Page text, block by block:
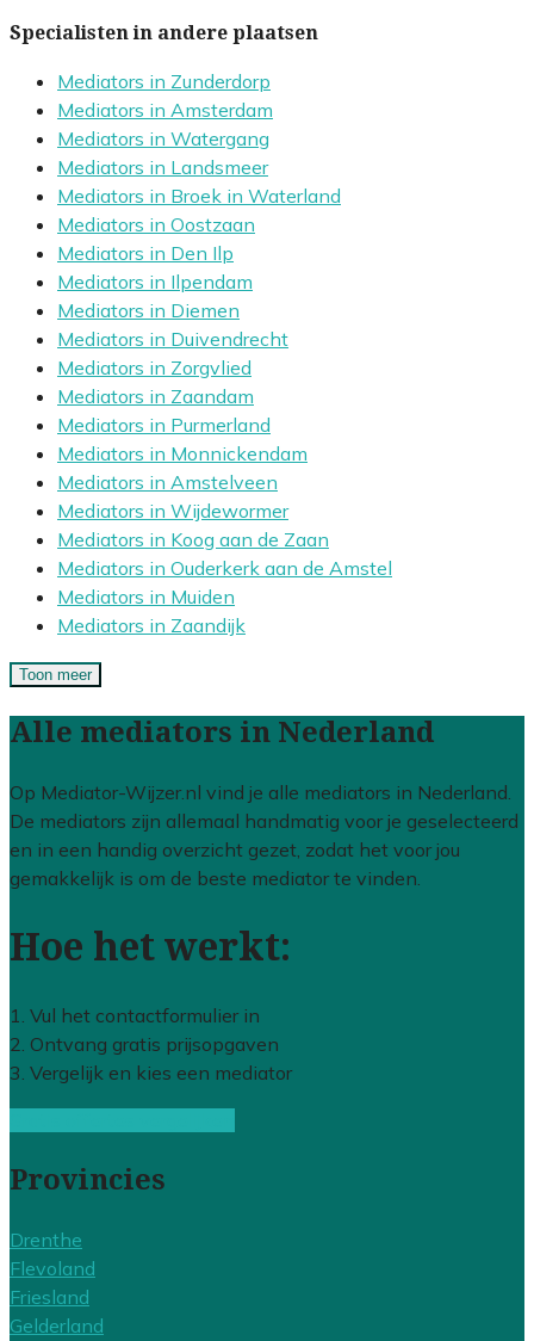
Specialisten in andere plaatsen
Mediators in Zunderdorp
Mediators in Amsterdam
Mediators in Watergang
Mediators in Landsmeer
Mediators in Broek in Waterland
Mediators in Oostzaan
Mediators in Den Ilp
Mediators in Ilpendam
Mediators in Diemen
Mediators in Duivendrecht
Mediators in Zorgvlied
Mediators in Zaandam
Mediators in Purmerland
Mediators in Monnickendam
Mediators in Amstelveen
Mediators in Wijdewormer
Mediators in Koog aan de Zaan
Mediators in Ouderkerk aan de Amstel
Mediators in Muiden
Mediators in Zaandijk
Toon meer
Alle mediators in Nederland
Op Mediator-Wijzer.nl vind je alle mediators in Nederland.
De mediators zijn allemaal handmatig voor je geselecteerd
en in een handig overzicht gezet, zodat het voor jou
gemakkelijk is om de beste mediator te vinden.
Hoe het werkt:
1. Vul het contactformulier in
2. Ontvang gratis prijsopgaven
3. Vergelijk en kies een mediator
Provincies
Drenthe
Flevoland
Friesland
Gelderland